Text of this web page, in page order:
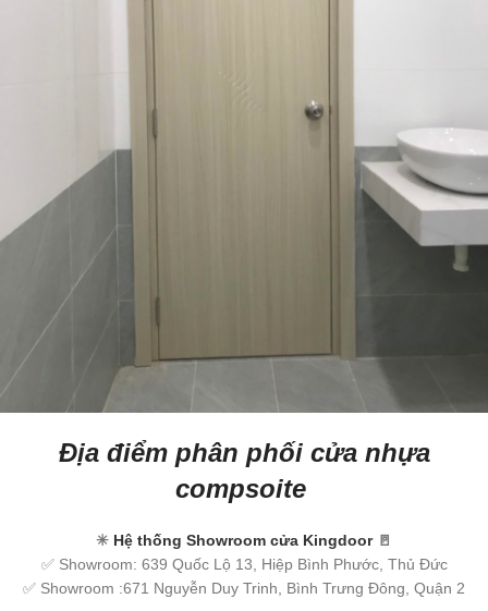
Địa điểm phân phối cửa nhựa
compsoite
✳ Hệ thống Showroom cửa Kingdoor🚪
✅ Showroom: 639 Quốc Lộ 13, Hiệp Bình Phước, Thủ Đức
✅ Showroom :671 Nguyễn Duy Trinh, Bình Trưng Đông, Quận 2